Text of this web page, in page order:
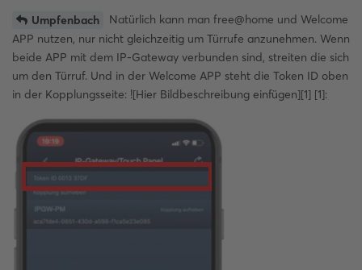
Umpfenbach
Natürlich kann man free@home und Welcome
APP nutzen, nur nicht gleichzeitig um Türrufe anzunehmen. Wenn
beide APP mit dem IP-Gateway verbunden sind, streiten die sich
um den Türruf. Und in der Welcome APP steht die Token ID oben
in der Kopplungsseite: ![Hier Bildbeschreibung einfügen][1] [1]: